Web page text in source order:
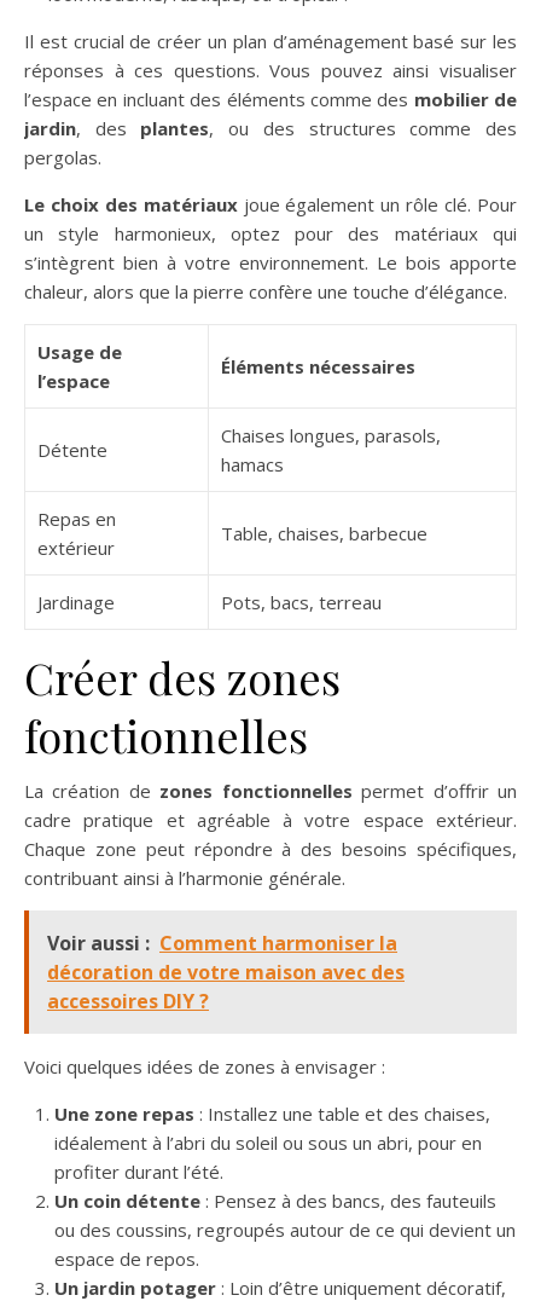
Il est crucial de créer un plan d’aménagement basé sur les
réponses à ces questions. Vous pouvez ainsi visualiser
l’espace en incluant des éléments comme des mobilier de
jardin, des plantes, ou des structures comme des
pergolas.
Le choix des matériauxjoue également un rôle clé. Pour
un style harmonieux, optez pour des matériaux qui
s’intègrent bien à votre environnement. Le bois apporte
chaleur, alors que la pierre confère une touche d’élégance.
Usage de
l’espace
Éléments nécessaires
Détente
Chaises longues, parasols,
hamacs
Repas en
extérieur
Table, chaises, barbecue
Jardinage Pots, bacs, terreau
Créer des zones
fonctionnelles
La création de zones fonctionnelles permet d’offrir un
cadre pratique et agréable à votre espace extérieur.
Chaque zone peut répondre à des besoins spécifiques,
contribuant ainsi à l’harmonie générale.
Voir aussi : Comment harmoniser la
décoration de votre maison avec des
accessoires DIY ?
Voici quelques idées de zones à envisager :
Une zone repas : Installez une table et des chaises,
idéalement à l’abri du soleil ou sous un abri, pour en
profiter durant l’été.
Un coin détente : Pensez à des bancs, des fauteuils
ou des coussins, regroupés autour de ce qui devient un
espace de repos.
Un jardin potager : Loin d’être uniquement décoratif,